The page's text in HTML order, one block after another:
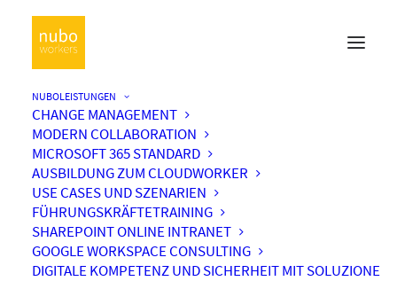
NUBOLEISTUNGEN
CHANGE MANAGEMENT
MODERN COLLABORATION
MICROSOFT 365 STANDARD
AUSBILDUNG ZUM CLOUDWORKER
USE CASES UND SZENARIEN
FÜHRUNGSKRÄFTETRAINING
SHAREPOINT ONLINE INTRANET
GOOGLE WORKSPACE CONSULTING
DIGITALE KOMPETENZ UND SICHERHEIT MIT SOLUZIONE